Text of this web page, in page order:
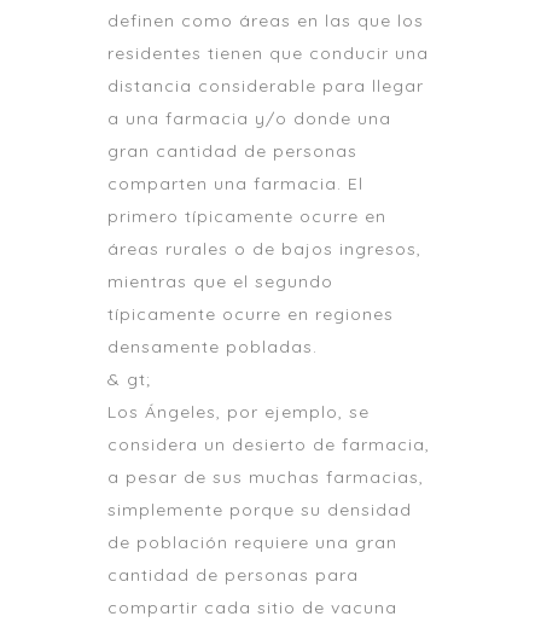
definen como áreas en las que los
residentes tienen que conducir una
distancia considerable para llegar
a una farmacia y/o donde una
gran cantidad de personas
comparten una farmacia. El
primero típicamente ocurre en
áreas rurales o de bajos ingresos,
mientras que el segundo
típicamente ocurre en regiones
densamente pobladas.
& gt;
Los Ángeles, por ejemplo, se
considera un desierto de farmacia,
a pesar de sus muchas farmacias,
simplemente porque su densidad
de población requiere una gran
cantidad de personas para
compartir cada sitio de vacuna